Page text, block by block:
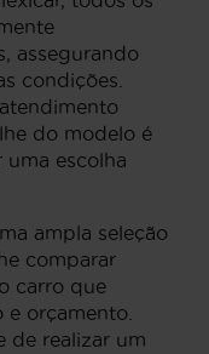
assegurando
condições.
do modelo é
escolha
ampla seleção
comparar
carro que
orçamento.
de realizar um